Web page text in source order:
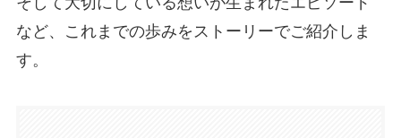
など、これまでの歩みをストーリーでご紹介しま
す。